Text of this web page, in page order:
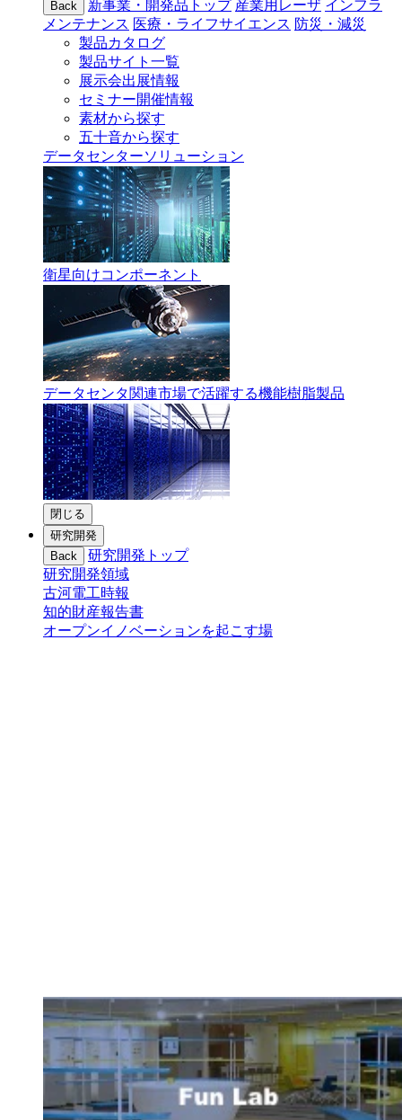
Back 新事業・開発品トップ 産業用レーザ インフラ
メンテナンス 医療・ライフサイエンス 防災・減災
製品カタログ
製品サイト一覧
展示会出展情報
セミナー開催情報
素材から探す
五十音から探す
データセンターソリューション
衛星向けコンポーネント
データセンタ関連市場で活躍する機能樹脂製品
閉じる
研究開発
Back
研究開発トップ
研究開発領域
古河電工時報
知的財産報告書
オープンイノベーションを起こす場